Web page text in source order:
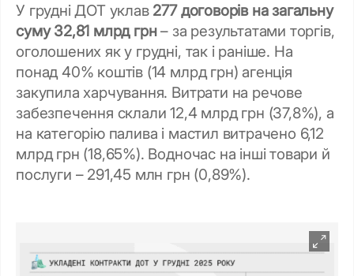
У грудні ДОТ уклав 277 договорів на загальну
суму 32,81 млрд грн– за результатами торгів,
оголошених як у грудні, так і раніше. На
понад 40% коштів (14 млрд грн) агенція
закупила харчування. Витрати на речове
забезпечення склали 12,4 млрд грн (37,8%), а
на категорію палива і мастил витрачено 6,12
млрд грн (18,65%). Водночас на інші товари й
послуги – 291,45 млн грн (0,89%).